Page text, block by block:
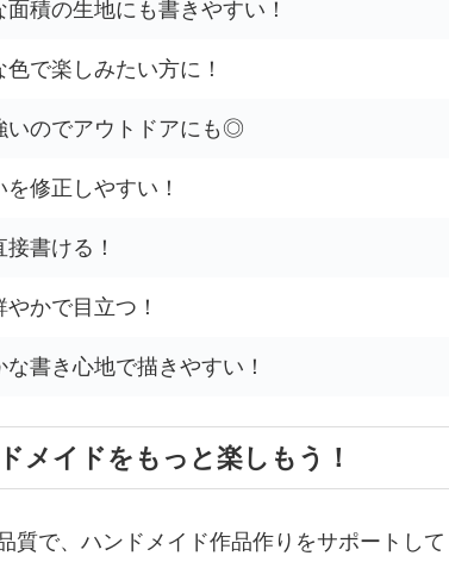
面積の生地にも書きやすい！
色で楽しみたい方に！
いのでアウトドアにも◎
を修正しやすい！
書ける！
やかで目立つ！
な書き心地で描きやすい！
メイドをもっと楽しもう！
質で、ハンドメイド作品作りをサポートして